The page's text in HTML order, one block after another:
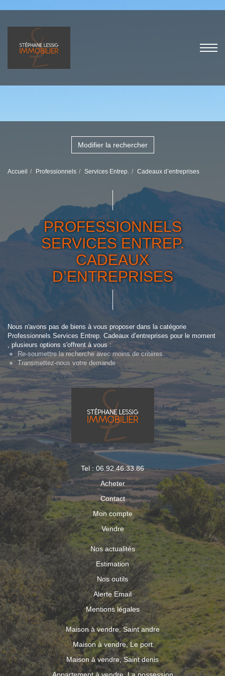
Modifier la rechercher
Accueil Professionnels Services Entrep. Cadeaux d’entreprises
PROFESSIONNELS
SERVICES ENTREP.
CADEAUX
D’ENTREPRISES
Nous n'avons pas de biens à vous proposer dans la catégorie
Professionnels Services Entrep. Cadeaux d’entreprises pour le moment
, plusieurs options s'offrent à vous :
Re-soumettre la recherche avec moins de critères.
Transmettez-nous votre demande
Tel : 06.92.46.33.86
Acheter
Contact
Mon compte
Vendre
Nos actualités
Estimation
Nos outils
Alerte Email
Mentions légales
Maison à vendre, Saint andre
Maison à vendre, Le port
Maison à vendre, Saint denis